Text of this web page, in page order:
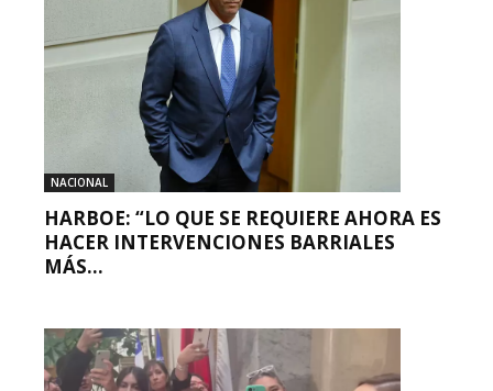
NACIONAL
HARBOE: “LO QUE SE REQUIERE AHORA ES
HACER INTERVENCIONES BARRIALES
MÁS...